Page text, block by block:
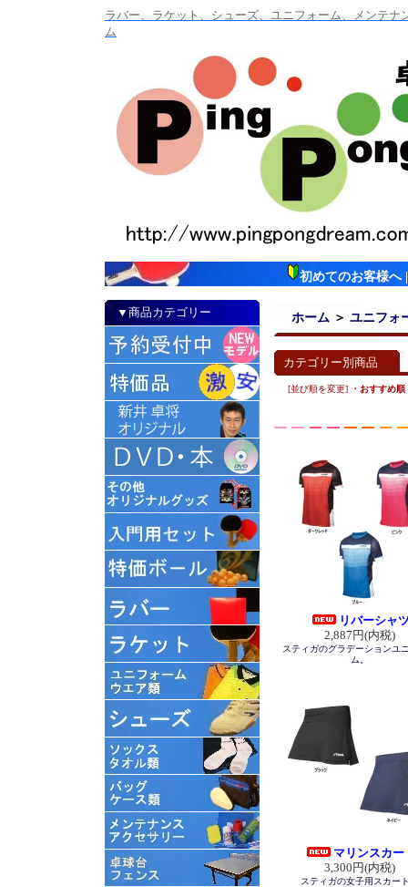
ラバー、ラケット、シューズ、ユニフォーム、メンテ
ム
初めてのお客様へ
▼商品カテゴリー ホーム ＞ ユニフォ
カテゴリー別商品
[並び順を変更] ・おすすめ順
リバーシャ
2,887円(内税)
スティガのグラデーションユ
ム。
マリンスカー
3,300円(内税)
スティガの女子用スカー